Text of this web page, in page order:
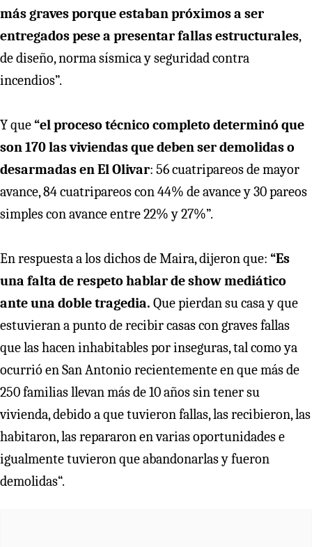
más graves porque estaban próximos a ser
entregados pese a presentar fallas estructurales,
de diseño, norma sísmica y seguridad contra
incendios”.
Y que“el proceso técnico completo determinó que
son 170 las viviendas que deben ser demolidas o
desarmadas en El Olivar: 56 cuatripareos de mayor
avance, 84 cuatripareos con 44% de avance y 30 pareos
simples con avance entre 22% y 27%”.
En respuesta a los dichos de Maira, dijeron que: “Es
una falta de respeto hablar de show mediático
ante una doble tragedia. Que pierdan su casa y que
estuvieran a punto de recibir casas con graves fallas
que las hacen inhabitables por inseguras, tal como ya
ocurrió en San Antonio recientemente en que más de
250 familias llevan más de 10 años sin tener su
vivienda, debido a que tuvieron fallas, las recibieron, las
habitaron, las repararon en varias oportunidades e
igualmente tuvieron que abandonarlas y fueron
demolidas“.